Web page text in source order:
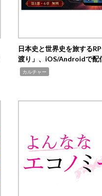
日本史と世界史を旅する
渡り」、iOS/Androidで配
カルチャー